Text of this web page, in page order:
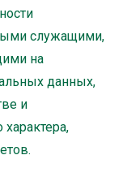
служащими,
на
данных,
и